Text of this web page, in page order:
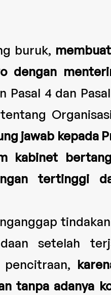
buruk,
dengan
4 dan
jawab kepada
kabinet
tertinggi
setelah
tanpa adanya